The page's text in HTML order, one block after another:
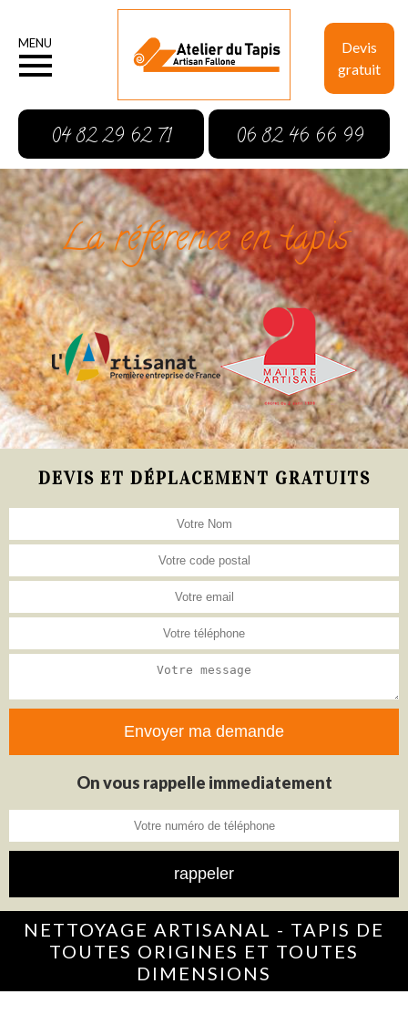
Devis
gratuit
MENU
04 82 29 62 71 06 82 46 66 99
La référence en tapis
DEVIS ET DÉPLACEMENT GRATUITS
On vous rappelle immediatement
NETTOYAGE ARTISANAL - TAPIS DE
TOUTES ORIGINES ET TOUTES
DIMENSIONS